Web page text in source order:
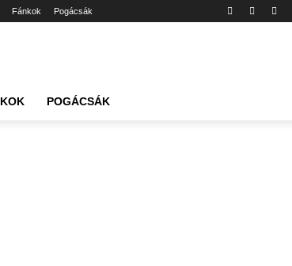
Fánkok Pogácsák
POGÁCSÁK